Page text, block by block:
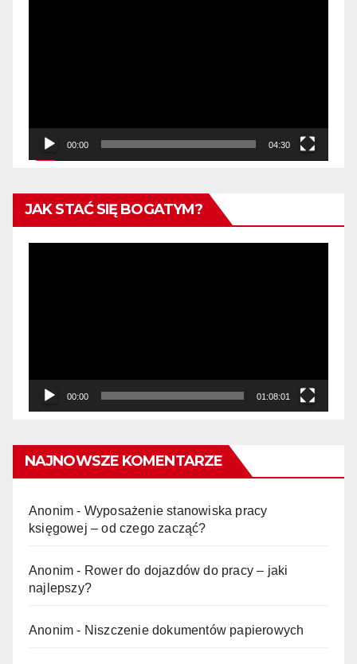
00:00 04:30
JAK STAĆ SIĘ BOGATYM?
00:00 01:08:01
NAJNOWSZE KOMENTARZE
Anonim - Wyposażenie stanowiska pracy
księgowej – od czego zacząć?
Anonim - Rower do dojazdów do pracy – jaki
najlepszy?
Anonim - Niszczenie dokumentów papierowych